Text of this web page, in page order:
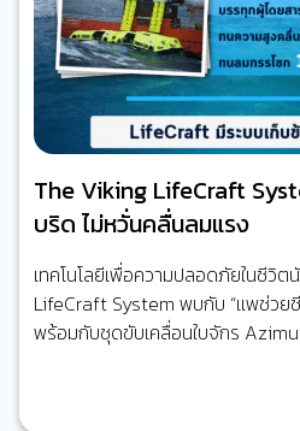
The Viking LifeCraft
บริด ไม่หวั่นคลื่นลมแรง
เทคโนโลยีเพื่อความปลอดภัยในชีวิ
LifeCraft System พบกับ “เเพช่วย
พร้อมกับชุดขับเคลื่อนใบจักร
เก็บข้อมูลอัจฉริยะ ที่จะพลิกโฉมเรือบ
ตลอดกาล กริ๊ง กริ๊ง กริ๊ง กริ๊ง กริ๊
งงงงงงงงงงงงงงง สัญญาณฉุก